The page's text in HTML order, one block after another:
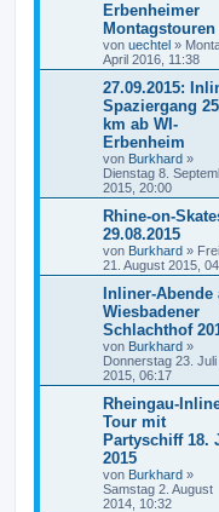
Erbenheimer
Montagstouren
von uechtel »
April 2016, 11:38
27.09.2015:
Spaziergang
km ab WI-
Erbenheim
von Burkhard »
Dienstag 8.
2015, 20:00
Rhine-on-
29.08.2015
von Burkhard »
21. August 2015,
Inliner-Abende
Wiesbadener
Schlachthof
von Burkhard »
Donnerstag 23. Juli
2015, 06:17
Rheingau-
Tour mit
Partyschiff 18.
2015
von Burkhard »
Samstag 2. August
2014, 10:32